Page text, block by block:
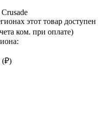
этот товар доступен
ком. при оплате)
(₽)